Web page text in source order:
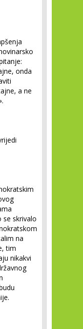
onda
a ne
se skrivalo
na
tim
nikakvi